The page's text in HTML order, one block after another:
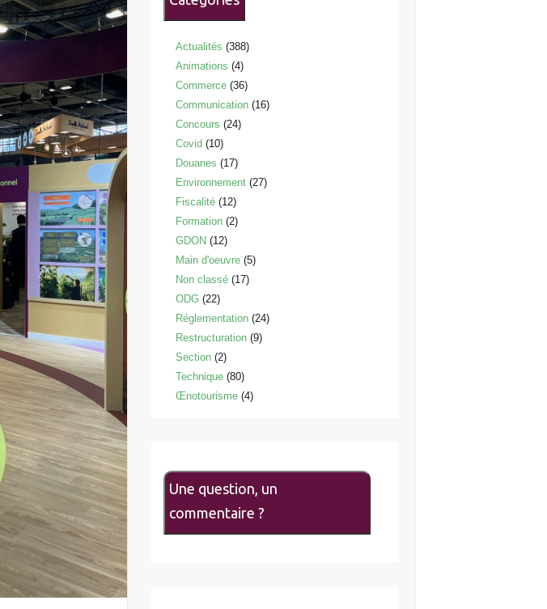
Actualités (388)
Animations (4)
Commerce(36)
Communication(16)
Concours (24)
Covid (10)
Douanes (17)
Environnement(27)
Fiscalité(12)
Formation(2)
GDON (12)
Main d'oeuvre(5)
Non classé(17)
ODG(22)
Réglementation(24)
Restructuration(9)
Section(2)
Technique(80)
Œnotourisme(4)
Une question, un
commentaire ?